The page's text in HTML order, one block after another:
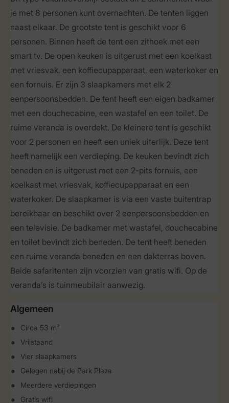
je met 8 personen kunt overnachten. De tenten liggen
naast elkaar. De grootste tent is geschikt voor 6
personen. Binnen heeft de tent een zithoek met een
smart tv. De open keuken is uitgerust met een koelkast
met vriesvak, een koffiecupapparaat, een waterkoker en
een fornuis. Er zijn 3 slaapkamers met elk 2
eenpersoonsbedden. De tent heeft een eigen badkamer
met een douchecabine, een wastafel en een toilet. De
ruime veranda is overdekt. De kleinere tent is geschikt
voor 2 personen en heeft een uniek uiterlijk. Deze tent
heeft namelijk een verdieping. De keuken bevindt zich
beneden en is uitgerust met een 2-pits fornuis, een
koelkast met vriesvak, koffiecupapparaat en een
waterkoker. De slaapkamer is via een vaste buitentrap
bereikbaar en beschikt over 2 eenpersoonsbedden en
een televisie. De badkamer met wastafel, douchecabine
en toilet bevindt zich beneden. De tent heeft beneden
een ruime veranda beneden en een dakterras boven.
Beide safaritenten zijn voorzien van gratis wifi. Op de
veranda’s is tuinmeubilair aanwezig.
Algemeen
Circa 53 m²
Vrijstaand
Vier slaapkamers
Gelegen nabij de Park Plaza
Meerdere verdiepingen
Gratis wifi